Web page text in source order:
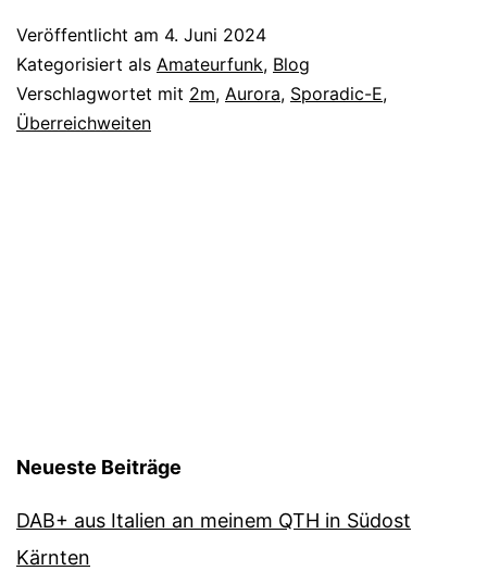
Veröffentlicht am 4. Juni 2024
Kategorisiert als Amateurfunk, Blog
Verschlagwortet mit 2m, Aurora, Sporadic-E,
Überreichweiten
Neueste Beiträge
DAB+ aus Italien an meinem QTH in Südost
Kärnten